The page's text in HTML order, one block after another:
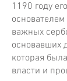
1190 году
важных
основавших
которая
власти и